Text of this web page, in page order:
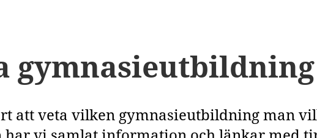
gymnasieutbildning
att veta vilken gymnasieutbildning man